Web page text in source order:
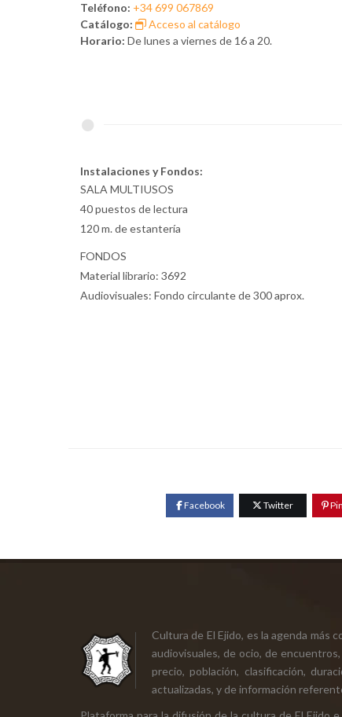
Teléfono: +34 699 067869
Catálogo:
Acceso al catálogo
Horario: De lunes a viernes de 16 a 20.
Instalaciones y Fondos:
SALA MULTIUSOS
40 puestos de lectura
120 m. de estantería
FONDOS
Material librario: 3692
Audiovisuales: Fondo circulante de 300 aprox.
Facebook Twitter
Cultura de El Ejido, es la agenda
audiovisuales, de ocio, de
precio, población, clasificación,
actualizadas, y de información